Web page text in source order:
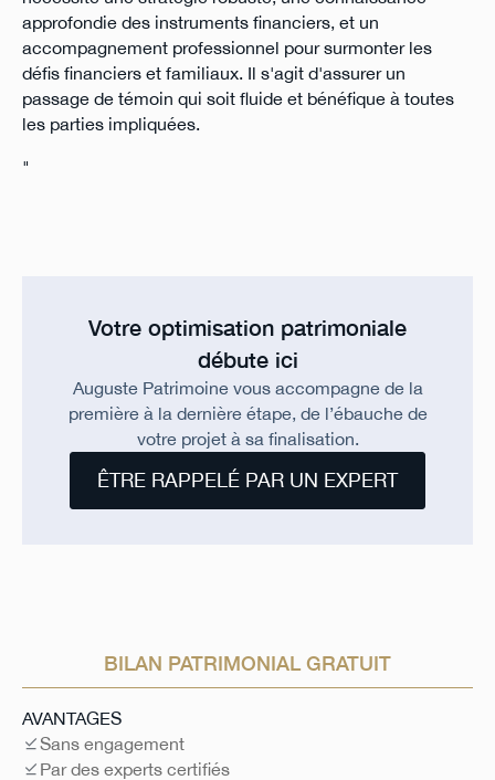
approfondie des instruments financiers, et un
accompagnement professionnel pour surmonter les
défis financiers et familiaux. Il s'agit d'assurer un
passage de témoin qui soit fluide et bénéfique à toutes
les parties impliquées.
"
Votre optimisation patrimoniale
débute ici
Auguste Patrimoine vous accompagne de la
première à la dernière étape, de l’ébauche de
votre projet à sa finalisation.
ÊTRE RAPPELÉ PAR UN EXPERT
BILAN PATRIMONIAL GRATUIT
AVANTAGES
Sans engagement
Par des experts certifiés